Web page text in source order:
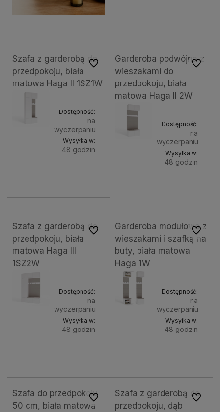
Szafa z garderobą do
przedpokoju, biała
matowa Haga II 1SZ1W
Dostępność:
na
wyczerpaniu
Wysyłka w:
48 godzin
Do ulubionychGarderoba podwójna z
wieszakami do
przedpokoju, biała
matowa Haga II 2W
Dostępność:
na
wyczerpaniu
Wysyłka w:
48 godzin
Do
Szafa z garderobą do
przedpokoju, biała
matowa Haga III
1SZ2W
Dostępność:
na
wyczerpaniu
Wysyłka w:
48 godzin
Do ulubionychGarderoba modułowa z
wieszakami i szafką na
buty, biała matowa
Haga 1W
Dostępność:
na
wyczerpaniu
Wysyłka w:
48 godzin
Do
Szafa do przedpokoju
50 cm, biała matowa
Do ulubionychSzafa z garderobą do
przedpokoju, dąb
Do